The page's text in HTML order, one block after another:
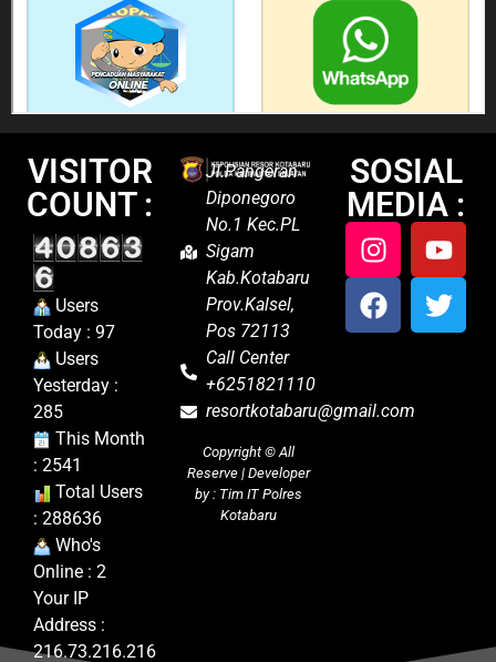
VISITOR
COUNT :
Users
Today : 97
Users
Yesterday :
285
This Month
: 2541
Total Users
: 288636
Who's
Online : 2
Your IP
Address :
216.73.216.216
Jl.Pangeran
Diponegoro
No.1 Kec.PL
Sigam
Kab.Kotabaru
Prov.Kalsel,
Pos 72113
Call Center
+6251821110
resortkotabaru@gmail.com
Copyright ©All
Reserve | Developer
by : Tim IT Polres
Kotabaru
SOSIAL
MEDIA :